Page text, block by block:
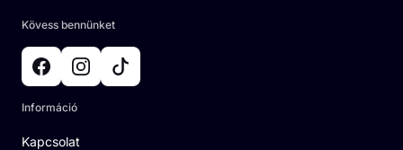
Kövess bennünket
Információ
Kapcsolat